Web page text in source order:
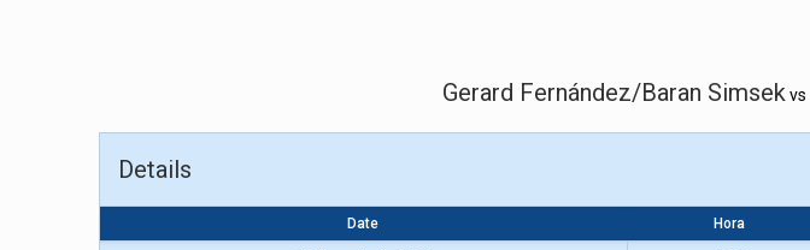
Gerard Fernández/Baran Simsek vs
Details
Date Hora